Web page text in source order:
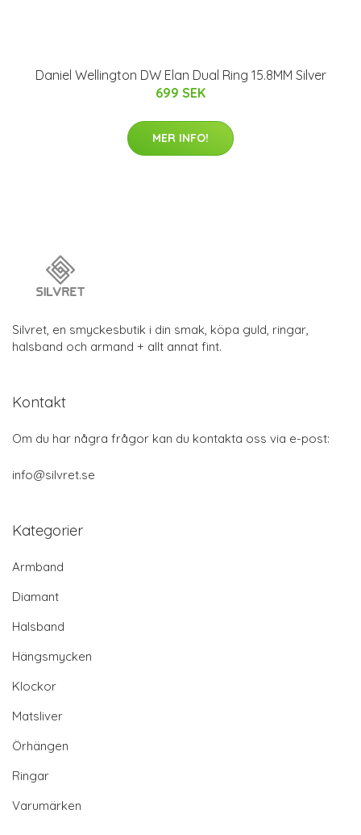
Daniel Wellington DW Elan Dual Ring 15.8MM Silver
699 SEK
MER INFO!
Silvret, en smyckesbutik i din smak, köpa guld, ringar,
halsband och armand + allt annat fint.
Kontakt
Om du har några frågor kan du kontakta oss via e-post:
info@silvret.se
Kategorier
Armband
Diamant
Halsband
Hängsmycken
Klockor
Matsliver
Örhängen
Ringar
Varumärken